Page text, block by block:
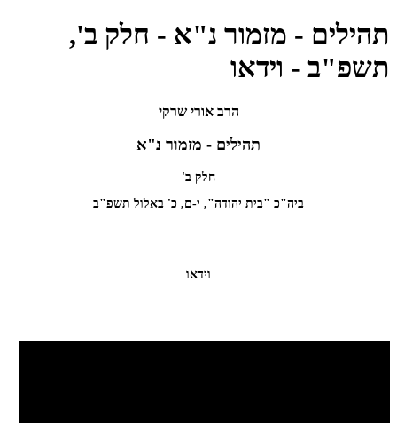
תהילים - מזמור נ"א - חלק ב',
תשפ"ב - וידאו
הרב אורי שרקי
תהילים - מזמור נ"א
חלק ב'
ביה"כ "בית יהודה", י-ם, כ' באלול תשפ"ב
וידאו